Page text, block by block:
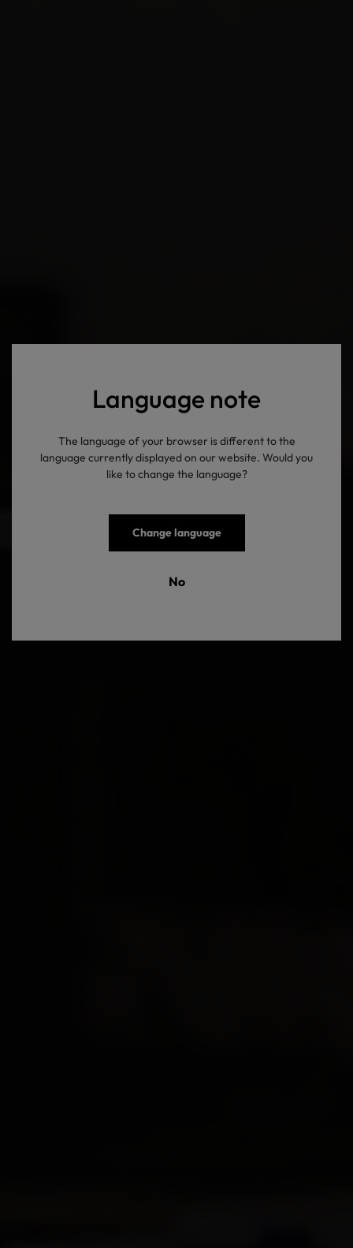
Language note
The language of your browser is different to the
language currently displayed on our website. Would you
like to change the language?
Change language
No